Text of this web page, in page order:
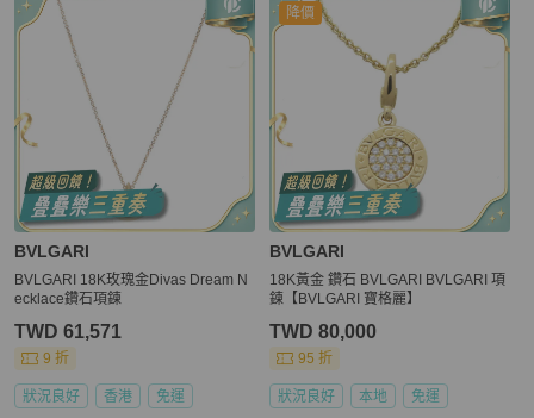
BVLGARI
BVLGARI 18K玫瑰金Divas Dream N
ecklace鑽石項鍊
TWD 61,571
9 折
狀況良好 香港 免運
降價
BVLGARI
18K黃金 鑽石 BVLGARI BVLGARI 項
鍊【BVLGARI 寶格麗】
TWD 80,000
95 折
狀況良好 本地 免運